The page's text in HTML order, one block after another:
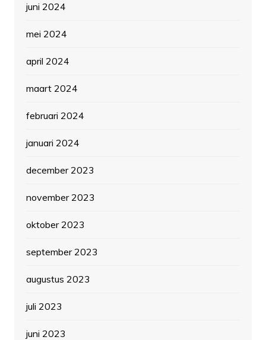
juni 2024
mei 2024
april 2024
maart 2024
februari 2024
januari 2024
december 2023
november 2023
oktober 2023
september 2023
augustus 2023
juli 2023
juni 2023